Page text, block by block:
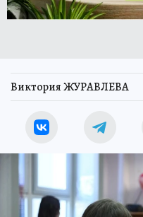
Виктория ЖУРАВЛЕВА